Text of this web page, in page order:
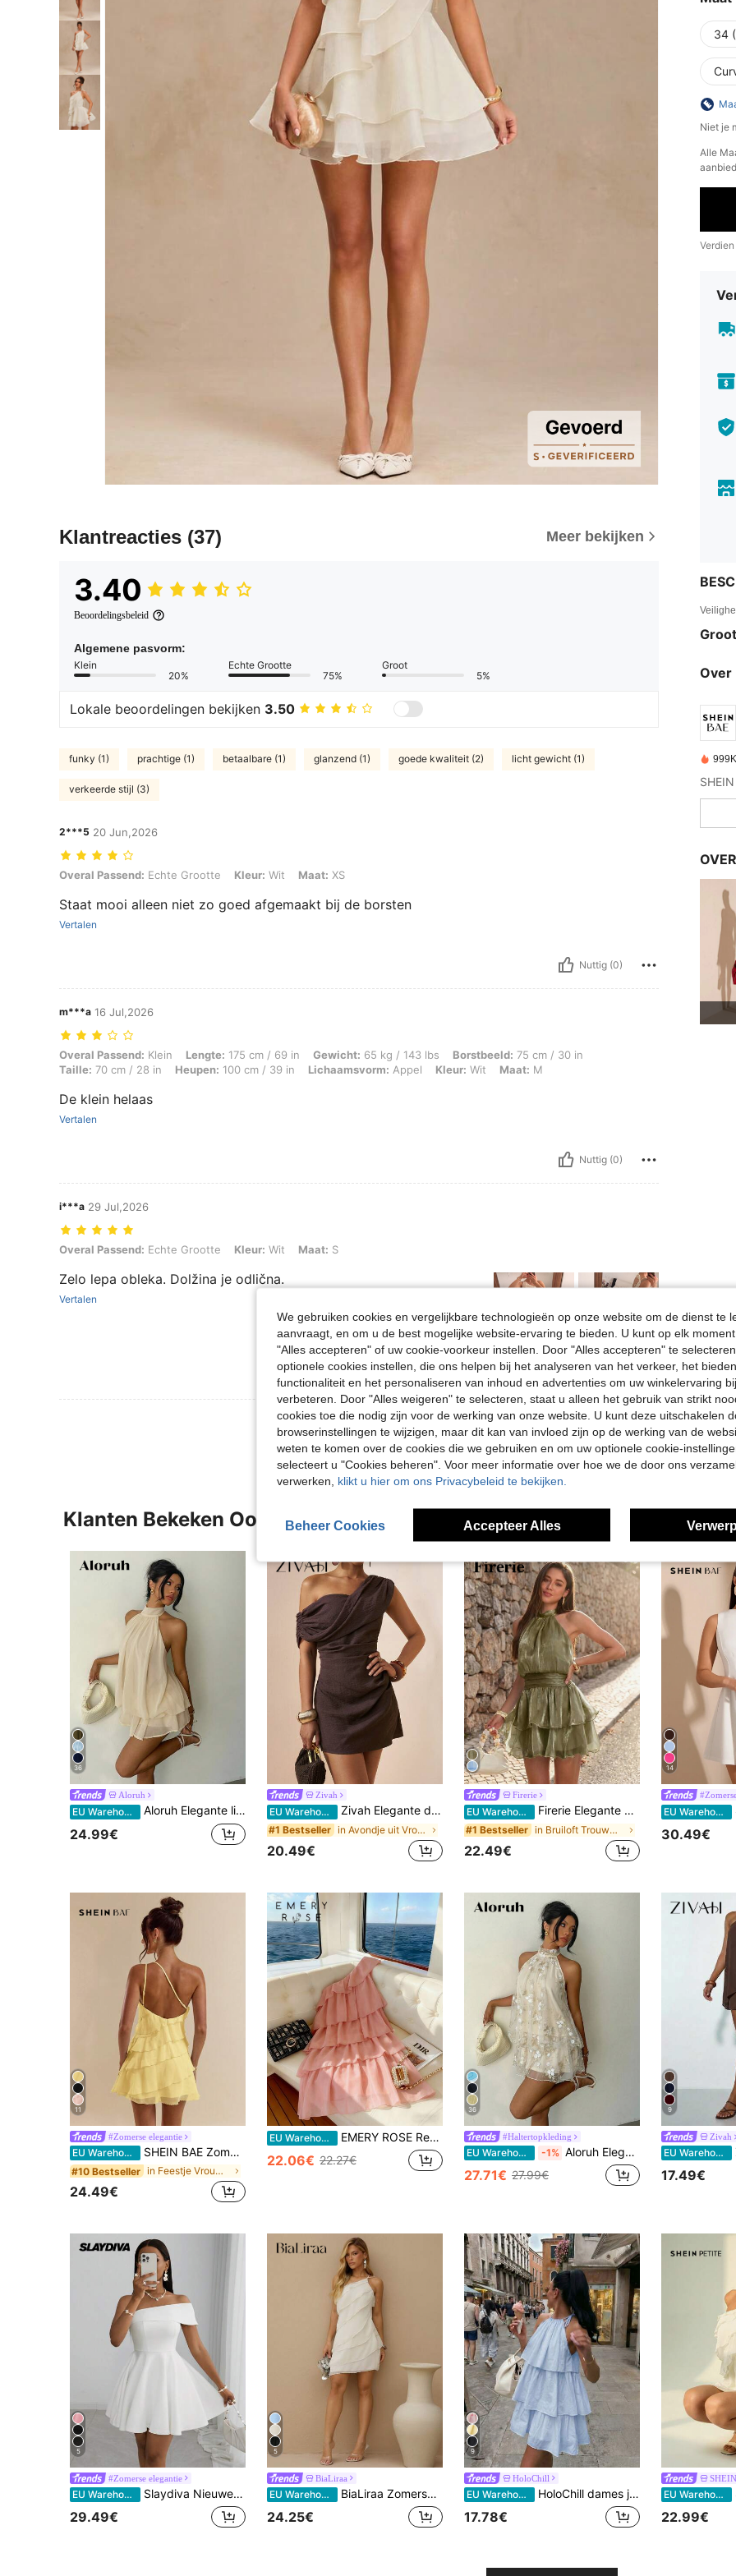
Klantreacties (37) Meer bekijken
3.40
Beoordelingsbeleid
Algemene pasvorm:
Klein
20%
Echte Grootte
75%
Groot
5%
Lokale beoordelingen bekijken 3.50
funky (1) prachtige (1) betaalbare (1) glanzend (1) goede kwaliteit (2) licht gewicht (1)
verkeerde stijl (3)
2***5 20 Jun,2026
Overal Passend: Echte Grootte, Kleur: Wit, Maat: XS
Overal Passend: Echte Grootte Kleur: Wit Maat: XS
Staat mooi alleen niet zo goed afgemaakt bij de borsten
Vertalen
Nuttig (0)
m***a 16 Jul,2026
Overal Passend: Klein, Lengte: 175 cm / 69 in, Gewicht: 65 kg / 143 lbs, Borstbeeld: 75 cm / 30 in, Taille: 70 cm / 28 in, Heupen: 100 cm / 39 in,
Overal Passend: Klein Lengte: 175 cm / 69 in Gewicht: 65 kg / 143 lbs Borstbeeld: 75 cm / 30 in
Taille: 70 cm / 28 in Heupen: 100 cm / 39 in Lichaamsvorm: Appel Kleur: Wit Maat: M
De klein helaas
Vertalen
Nuttig (0)
i***a 29 Jul,2026
Overal Passend: Echte Grootte, Kleur: Wit, Maat: S
Overal Passend: Echte Grootte Kleur: Wit Maat: S
Zelo lepa obleka. Dolžina je odlična.
Vertalen
Nuttig (1)
Meer Beoordelingen Bekijken
34
Niet je
Alle
Over
Klanten Bekeken Ook
36
Aloruh
EU Warehouse Aloruh Elegante lichtgele halter mini-jurk met strik voor dames
24.99€
Zivah
EU Warehouse Zivah Elegante donkerbruine zomerse mini-jurk voor dames, linnen jurk met één schouder en plooien voor feestjes, casual vakantie, nomaden- en westernstijl, strand, reizen en luchthavenoutfits
#1 Bestseller in Avondje uit Vrouwen Mini Jurken
20.49€
Firerie
EU Warehouse Firerie Elegante minimalistische verfijnde romantische dames strandvakantiejurk, blauwe ruches taille halternek ontwerp, fatsoenlijke feestdag bal date bruiloftsgast vakantie ruches chiffon taille A-lijn korte jurk
#1 Bestseller in Bruiloft Trouwminijurkjes
22.49€
14
EU Warehouse
30.49€
11
#Zomerse elegantie
EU Warehouse SHEIN BAE Zomerse dames mini-jurk in lichtgeel met gelaagde lotusblad-cake, verleidelijke effen kleur, voor strandvakantie, date, avondje uit, feest, rave en festival
#10 Bestseller in Feestje Vrouwen Jurken
24.49€
EU Warehouse EMERY ROSE Retro A-lijn mini-jurk van effen chiffon, in meerlaagse taartvorm, ideaal voor de eerste schooldag.
22.06€ 22.27€
36
#Haltertopkleding
EU Warehouse -1% Aloruh Elegante witte mini-jurk met bloemenprint en halterhals voor dames, prachtige geborduurde zomerjurken voor bruiloftsgasten, luxe avondgelegenheid
27.71€ 27.99€
9
Zivah
EU Warehouse
17.49€
5
#Zomerse elegantie
EU Warehouse Slaydiva Nieuwe lente/zomer 2025 witte off-shoulder mini-jurk - elegante, aansluitende mini-jurk voor de feestdagen, geschikt voor bruiloften, muziekfestivals, feesten, clubs en diners
29.49€
5
BiaLiraa
EU Warehouse BiaLiraa Zomerse strandvakantie mini-jurk in effen abrikooskleur met laagjes lotusbladmotief, geschikt voor een date, avondje uit, nachtclubs, feestjes, bijeenkomsten, cocktailparty's, zwembadfeestjes, kleding voor de start van het schooljaar, schooljurken, vakantiejurken, kleding voor muziekfestivals, kleding voor countrymuziekfestivals, concertkleding, zomerjurk, jurk met open rug, Valentijnsdag, Valentijnsoutfits voor damesfeestjes
24.25€
9
HoloChill
EU Warehouse HoloChill dames jurk voor jonge influencers in casual stijl, effen kleur, mouwloos, halterhals, zomer casual 2026, nieuwe geplooide gelaagde cake jurk, elegante feestjurk, casual jurk voor uitstapjes, herfstkleding, terug naar school, homecoming, herfst/winter, Frans
17.78€
EU Warehouse
22.99€
We gebruiken cookies en vergelijkbare technologieën op onze website om de dienst te
aanvraagt, en om u de best mogelijke website-ervaring te bieden. U kunt op elk moment
"Alles accepteren" of uw cookie-voorkeur instellen. Door "Alles accepteren" te
optionele cookies instellen, die ons helpen bij het analyseren van het verkeer, het
functionaliteit en het personaliseren van inhoud en advertenties om uw winkelervaring
verbeteren. Door "Alles weigeren" te selecteren, staat u alleen het gebruik van strikt
cookies toe die nodig zijn voor de werking van onze website. U kunt deze uitschakelen
browserinstellingen te wijzigen, maar dit kan van invloed zijn op de werking van de
weten te komen over de cookies die we gebruiken en om uw optionele cookie-
selecteert u "Cookies beheren". Voor meer informatie over hoe we de door ons
verwerken, klikt u hier om ons Privacybeleid te bekijken.
Beheer Cookies Accepteer Alles